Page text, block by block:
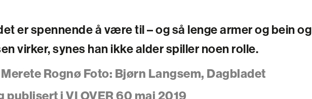
er spennende å være til – og så lenge armer og bein og
virker, synes han ikke alder spiller noen rolle.
Rognø Foto: Bjørn Langsem, Dagbladet
publisert i VI OVER 60 mai 2019